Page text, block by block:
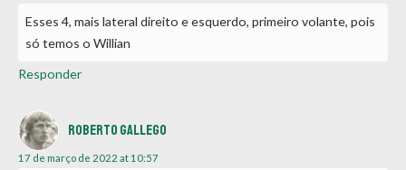
Esses 4, mais lateral direito e esquerdo, primeiro volante, pois
só temos o Willian
Responder
ROBERTO GALLEGO
17 de março de 2022 at 10:57